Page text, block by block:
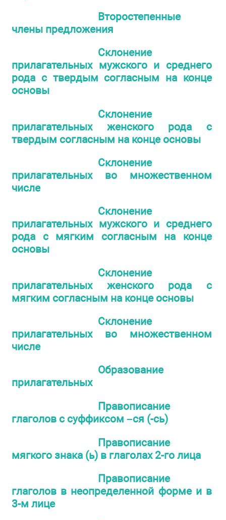
Второстепенные
члены предложения
Склонение
прилагательных мужского и среднего
рода с твердым согласным на конце
основы
Склонение
прилагательных женского рода с
твердым согласным на конце основы
Склонение
прилагательных во множественном
числе
Склонение
прилагательных мужского и среднего
рода с мягким согласным на конце
основы
Склонение
прилагательных женского рода с
мягким согласным на конце основы
Склонение
прилагательных во множественном
числе
Образование
прилагательных
Правописание
глаголов с суффиксом –ся (-сь)
Правописание
мягкого знака (ь) в глаголах 2-го лица
Правописание
глаголов в неопределенной форме и в
3-м лице